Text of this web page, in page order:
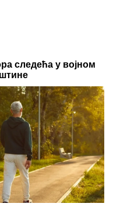
nego što stigne na